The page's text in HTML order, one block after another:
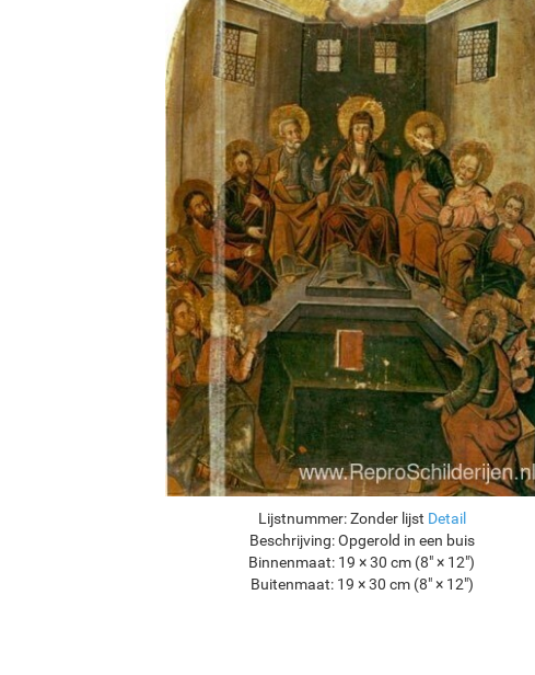
Lijstnummer: Zonder lijst Detail
Beschrijving: Opgerold in een buis
Binnenmaat: 19 × 30 cm (8" × 12")
Buitenmaat: 19 × 30 cm (8" × 12")